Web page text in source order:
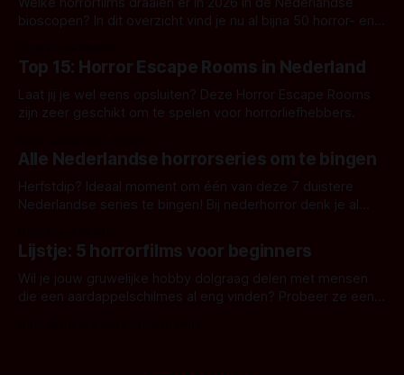
bioscopen? In dit overzicht vind je nu al bijna 50 horror- en
Top 15: Horror Escape Rooms in Nederland
Laat jij je wel eens opsluiten? Deze Horror Escape Rooms
zijn zeer geschikt om te spelen voor horrorliefhebbers.
Alle Nederlandse horrorseries om te bingen
Herfstdip? Ideaal moment om één van deze 7 duistere
Nederlandse series te bingen! Bij nederhorror denk je al
Amsterdamned of The Johnsons. Maar Nederlandse horror
is niet beperkt tot films. Hier een aantal Nederlandse tv-
series uit het duistere of horrorgenre. Als
Lijstje: 5 horrorfilms voor beginners
Wil je jouw gruwelijke hobby dolgraag delen met mensen
die een aardappelschilmes al eng vinden? Probeer ze eens